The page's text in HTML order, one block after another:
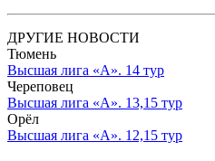
ДРУГИЕ НОВОСТИ
Тюмень
Высшая лига «А». 14 тур
Череповец
Высшая лига «А». 13,15 тур
Орёл
Высшая лига «А». 12,15 тур